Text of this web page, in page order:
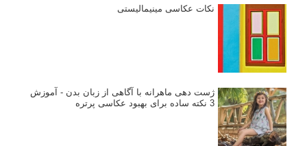
نکات عکاسی مینیمالیستی
ژست دهی ماهرانه با آگاهی از زبان بدن - آموزش
3 نکته ساده برای بهبود عکاسی پرتره